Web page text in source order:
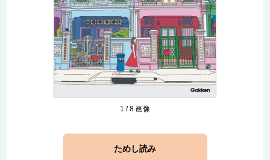
1 /8画像
ためし読み